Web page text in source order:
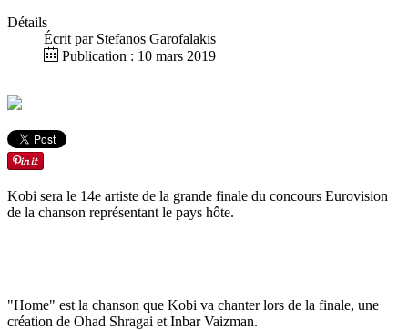
Détails
Écrit par Stefanos Garofalakis
Publication : 10 mars 2019
Kobi sera le 14e artiste de la grande finale du concours Eurovision
de la chanson représentant le pays hôte.
"Home" est la chanson que Kobi va chanter lors de la finale, une
création de Ohad Shragai et Inbar Vaizman.